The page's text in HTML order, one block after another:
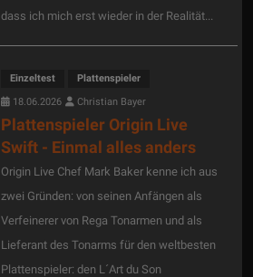
dass ich mich erst wieder in der Realität...
Einzeltest
Plattenspieler
18.06.2026
Christian Bayer
Plattenspieler Origin Live
Swift - Einmal alles anders
Origin Live Chef Mark Baker kenne ich aus
zwei Gründen: von seinen Anfängen als
Verfeinerer von Rega Tonarmen und als
Lieferant des Tonarms für den weltbesten
Plattenspieler: den L´Art du Son